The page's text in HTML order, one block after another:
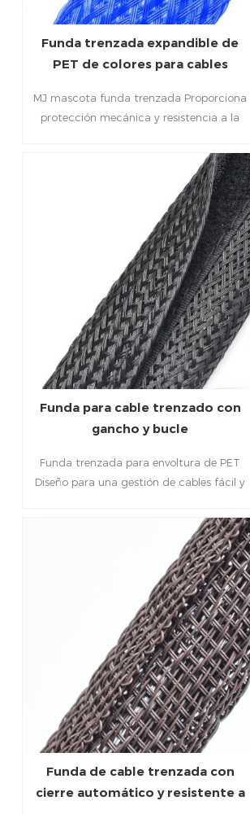
Funda trenzada expandible de
PET de colores para cables
MJ mascota funda trenzada Proporciona
protección mecánica y resistencia a la
cableado, mangueras, tubos, etc.
Funda para cable trenzado con
gancho y bucle
Funda trenzada para envoltura de PET
Diseño para una gestión de cables fácil y
gestión de cables A/V y cables de
alimentación en sistemas de cine en casa,
soporte de TV por computadora, etc.
Funda de cable trenzada con
cierre automático y resistente a